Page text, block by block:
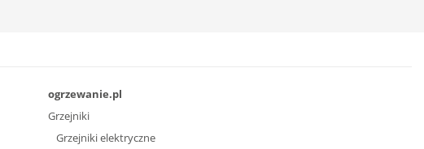
ogrzewanie.pl
Grzejniki
Grzejniki elektryczne